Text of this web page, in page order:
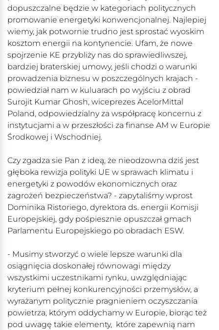
dopuszczalne będzie w kategoriach politycznych
promowanie energetyki konwencjonalnej. Najlepiej
wiemy, jak potwornie trudno jest sprostać wyoskim
kosztom energii na kontynencie. Ufam, że nowe
spojrzenie KE przybliży nas do sprawiedliwszej,
bardziej braterskiej umowy, jeśli chodzi o warunki
prowadzenia biznesu w poszczególnych krajach -
powiedział nam w kuluarach po wyjściu z obrad
Surojit Kumar Ghosh, wiceprezes AcelorMittal
Poland, odpowiedzialny za współpracę koncernu z
instytucjami a w przeszłości za finanse AM w Europie
Środkowej i Wschodniej.
Czy zgadza sie Pan z ideą, że nieodzowna dziś jest
głęboka rewizja polityki UE w sprawach klimatu i
energetyki z powodów ekonomicznych oraz
zagrożeń bezpieczeństwa? - zapytaliśmy wprost
Dominika Ristoriego, dyrektora ds. energii Komisji
Europejskiej, gdy pośpiesznie opuszczał gmach
Parlamentu Europejskiego po obradach ESW.
- Musimy stworzyć o wiele lepsze warunki dla
osiągnięcia doskonałej równowagi między
wszystkimi uczestnikami rynku, uwzględniając
kryterium pełnej konkurencyjności przemysłów, a
wyrażanym politycznie pragnieniem oczyszczania
powietrza, którym oddychamy w Europie, biorąc też
pod uwagę takie elementy, które zapewnią nam